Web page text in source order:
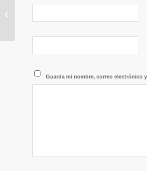
Guarda mi nombre, correo electrónico
Ofertas de trabajo